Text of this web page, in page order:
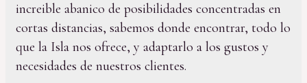
increible abanico de posibilidades concentradas en
cortas distancias, sabemos donde encontrar, todo lo
que la Isla nos ofrece, y adaptarlo a los gustos y
necesidades de nuestros clientes.